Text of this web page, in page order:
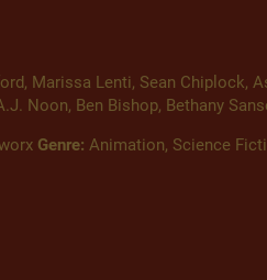
Marissa Lenti, Sean Chiplock,
Noon, Ben Bishop, Bethany
Genre: Animation, Science